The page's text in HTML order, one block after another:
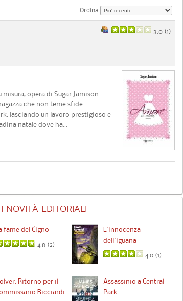
Ordina
3.0 (1)
opera di Sugar Jamison
che non teme sfide.
lasciando un lavoro prestigioso e
natale dove ha...
NOVITÀ EDITORIALI
fame del Cigno
4.8 (2)
L'innocenza
dell'iguana
4.0 (1)
Ritorno per il
Ricciardi
Assassinio a Central
Park